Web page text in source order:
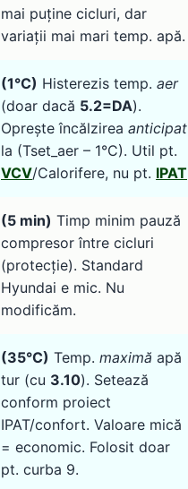
mai puține cicluri, dar
variații mai mari temp. apă.
(1°C) Histerezis temp. aer
(doar dacă 5.2=DA).
Oprește încălzirea anticipat
la (Tset_aer – 1°C). Util pt.
VCV/Calorifere, nu pt. IPAT
(5 min) Timp minim pauză
compresor între cicluri
(protecție). Standard
Hyundai e mic. Nu
modificăm.
(35°C) Temp. maximă apă
tur (cu 3.10). Setează
conform proiect
IPAT/confort. Valoare mică
= economic. Folosit doar
pt. curba 9.